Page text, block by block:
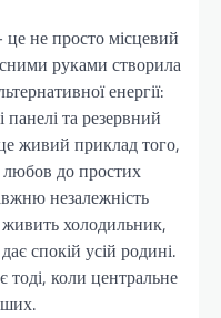
не просто місцевий
руками створила
енергії:
панелі та резервний
живий приклад того,
любов до простих
незалежність
живить холодильник,
спокій усій родині.
коли центральне